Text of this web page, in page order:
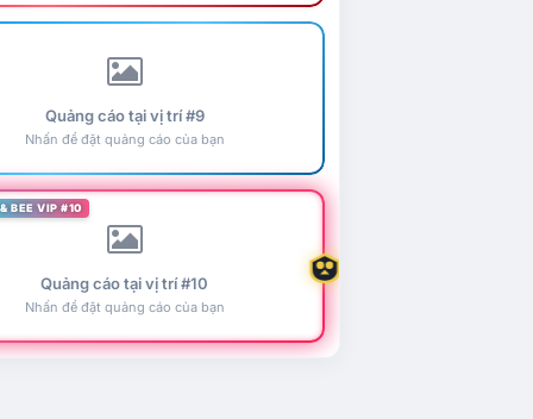
Quảng cáo tại vị trí #9
Nhấn để đặt quảng cáo của bạn
BEE VIP #10
Quảng cáo tại vị trí #10
Nhấn để đặt quảng cáo của bạn